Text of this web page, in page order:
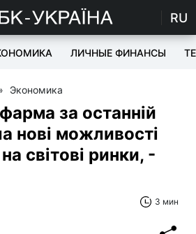
RU
ЛИЧНЫЕ ФИНАНСЫ
Экономика
за останній
нові можливості
світові ринки, -
3 мин